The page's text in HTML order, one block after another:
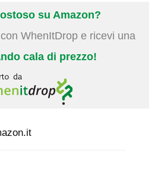
su Amazon?
WhenItDrop e ricevi una
cala di prezzo!